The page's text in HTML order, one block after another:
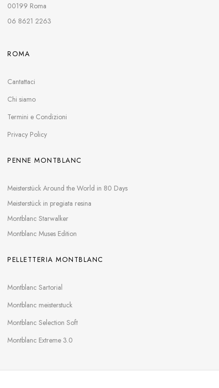
00199 Roma
06 8621 2263
ROMA
Cantattaci
Chi siamo
Termini e Condizioni
Privacy Policy
PENNE MONTBLANC
Meisterstück Around the World in 80 Days
Meisterstück in pregiata resina
Montblanc Starwalker
Montblanc Muses Edition
PELLETTERIA MONTBLANC
Montblanc Sartorial
Montblanc meisterstuck
Montblanc Selection Soft
Montblanc Extreme 3.0